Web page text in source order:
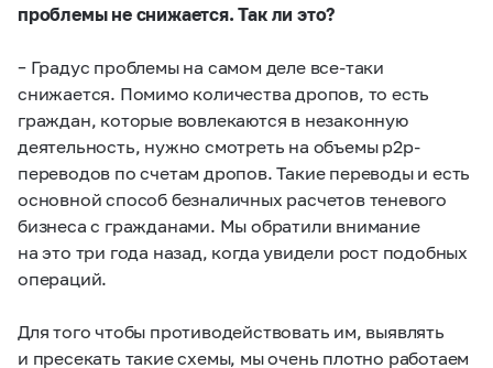
проблемы не снижается. Так ли это?
– Градус проблемы на самом деле все-таки
снижается. Помимо количества дропов, то есть
граждан, которые вовлекаются в незаконную
деятельность, нужно смотреть на объемы p2p-
переводов по счетам дропов. Такие переводы и есть
основной способ безналичных расчетов теневого
бизнеса с гражданами. Мы обратили внимание
на это три года назад, когда увидели рост подобных
операций.
Для того чтобы противодействовать им, выявлять
и пресекать такие схемы, мы очень плотно работаем